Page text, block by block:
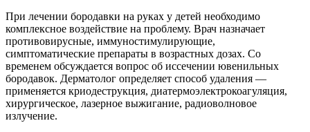
При лечении бородавки на руках у детей необходимо
комплексное воздействие на проблему. Врач назначает
противовирусные, иммуностимулирующие,
симптоматические препараты в возрастных дозах. Со
временем обсуждается вопрос об иссечении ювенильных
бородавок. Дерматолог определяет способ удаления —
применяется криодеструкция, диатермоэлектрокоагуляция,
хирургическое, лазерное выжигание, радиоволновое
излучение.